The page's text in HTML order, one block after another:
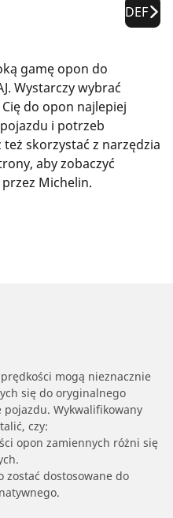
DEF
gamę opon do
Wystarczy wybrać
do opon najlepiej
i potrzeb
skorzystać z narzędzia
aby zobaczyć
Michelin.
mogą nieznacznie
się do oryginalnego
Wykwalifikowany
czy:
opon zamiennych różni się
zostać dostosowane do